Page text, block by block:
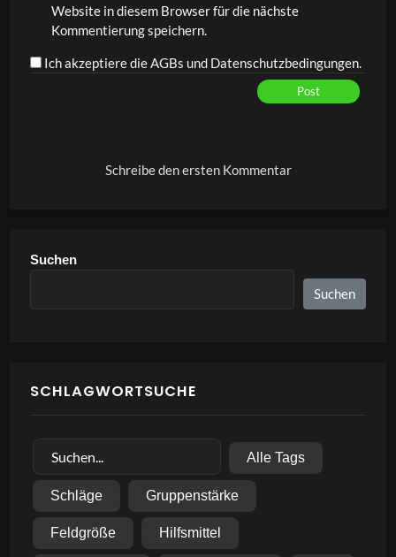
Website in diesem Browser für die nächste
Kommentierung speichern.
Ich akzeptiere die AGBs und Datenschutzbedingungen.
Post
Schreibe den ersten Kommentar
Suchen
Suchen
SCHLAGWORTSUCHE
Alle Tags
Schläge Gruppenstärke
Feldgröße Hilfsmittel